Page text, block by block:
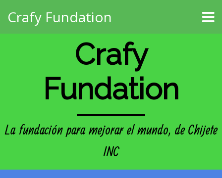
Crafy Fundation
Crafy
Fundation
La fundación para mejorar el mundo, de Chijete
INC